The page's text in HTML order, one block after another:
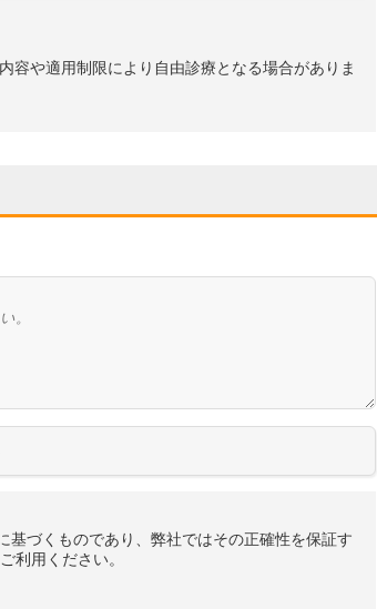
容や適用制限により自由診療となる場合がありま
基づくものであり、弊社ではその正確性を保証す
利用ください。